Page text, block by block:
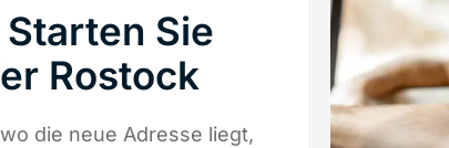
Sie
Rostock
die neue Adresse liegt,